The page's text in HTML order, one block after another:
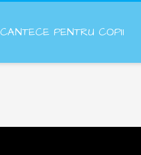
CANTECE PENTRU COPII